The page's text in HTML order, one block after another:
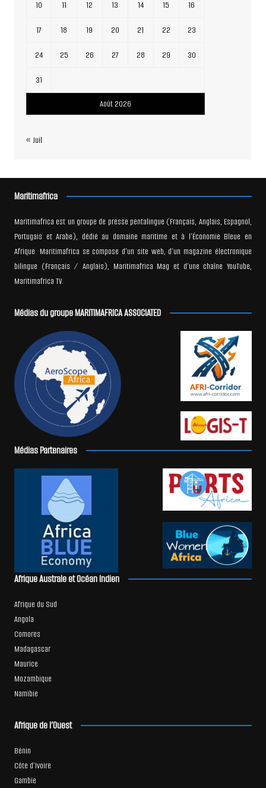
Août 2026
10 11 12 13 14 15 16
17 18 19 20 21 22 23
24 25 26 27 28 29 30
31
« Juil
Maritimafrica
Maritimafrica est un groupe de presse pentalingue (Français, Anglais, Espagnol,
Portugais et Arabe), dédié au domaine maritime et à l’Économie Bleue en
Afrique. Maritimafrica se compose d’un site web, d’un magazine électronique
bilingue (Français / Anglais), Maritimafrica Mag et d’une chaîne YouTube,
Maritimafrica TV.
Médias du groupe MARITIMAFRICA ASSOCIATED
Médias Partenaires
Afrique Australe et Océan Indien
Afrique du Sud
Angola
Comores
Madagascar
Maurice
Mozambique
Namibie
Afrique de l’Ouest
Bénin
Côte d’Ivoire
Gambie